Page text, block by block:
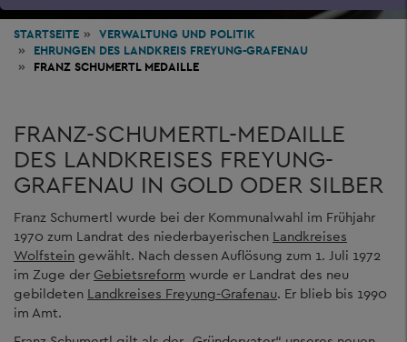
STARTSEITE VERWALTUNG UND POLITIK
EHRUNGEN DES LANDKREIS FREYUNG-GRAFENAU
FRANZ SCHUMERTL MEDAILLE
FRANZ-SCHUMERTL-MEDAILLE
DES LANDKREISES FREYUNG-
GRAFENAU IN GOLD ODER SILBER
Franz Schumertl wurde bei der Kommunalwahl im Frühjahr
1970 zum Landrat des niederbayerischen Landkreises
Wolfstein gewählt. Nach dessen Auflösung zum 1. Juli 1972
im Zuge der Gebietsreform wurde er Landrat des neu
gebildeten Landkreises Freyung-Grafenau. Er blieb bis 1990
im Amt.